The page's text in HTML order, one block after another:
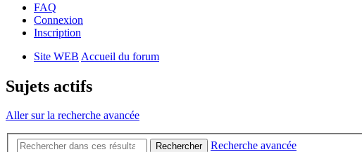
FAQ
Connexion
Inscription
Site WEB Accueil du forum
Sujets actifs
Aller sur la recherche avancée
Rechercher Recherche avancée